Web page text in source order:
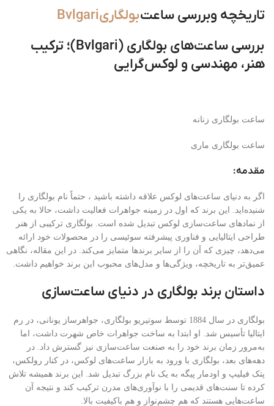
تاریخچه وبررسی ساعتبولگاریBvlgari
بررسی ساعت‌های بولگاری (Bvlgari)؛ ترکیب
هنر، مهندسی و لوکس‌گرایی
ساعت بولگاری زنانه
ساعت بولگاری ماری
مقدمه:
اگر به دنیای ساعت‌های لوکس علاقه‌ داشته باشید ، حتماً نام بولگاری را
شنیده‌اید. این برند که اول در زمینه جواهرات فعالیت داشت، حالا به یکی
از نمادهای ساعت‌سازی لوکس تبدیل شده است. بولگاری ترکیبی از هنر
طراحی ایتالیایی و فناوری پیشرفته سوئیسی را در محصولات خود ارائه
می‌دهد، چیزی که آن را از سایر برندها متمایز می‌کند. در این مقاله، نگاهی
عمیق‌تر به تاریخچه، ویژگی‌ها و مدل‌های محبوب این برند خواهیم داشت.
داستان برند بولگاری در دنیای ساعت‌سازی
بولگاری در سال 1884 توسط سوتیریو بولگاری، جواهرساز یونانی، در رم
ایتالیا تأسیس شد. او ابتدا به ساخت جواهرات خاص شهرت داشت، اما
به‌مرور زمان برند خود را به صنعت ساعت‌سازی نیز گسترش داد. در
دهه‌های بعد، بولگاری با ورود به بازار ساعت‌های لوکس، در کنار رولکس،
پتک فیلیپ و اودمار پیگه به یک نام بزرگ تبدیل شد. این برند همیشه تلاش
کرده تا سنت‌های قدیمی را با نوآوری‌های مدرن ترکیب کند و نتیجه آن
ساعت‌هایی هستند که هم چشم‌نواز و هم باکیفیت بالا.